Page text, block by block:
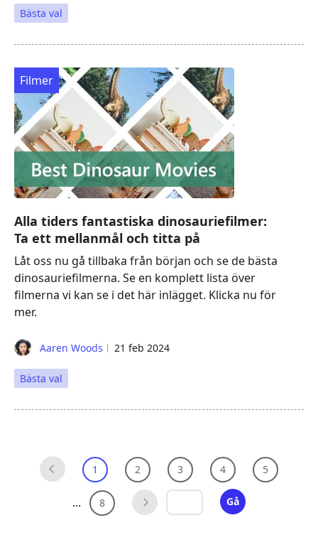
Bästa val
Filmer
Alla tiders fantastiska dinosauriefilmer:
Ta ett mellanmål och titta på
Låt oss nu gå tillbaka från början och se de bästa
dinosauriefilmerna. Se en komplett lista över
filmerna vi kan se i det här inlägget. Klicka nu för
mer.
Aaren Woods 21 feb 2024
Bästa val
1 2 3 4 5
... 8 Gå